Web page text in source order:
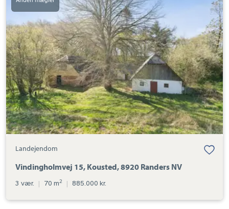
Vindingholmvej
Kousted,
8920
Randers
NV
Landejendom
Vindingholmvej 15, Kousted, 8920 Randers NV
3 vær. | 70 m2 | 885.000 kr.